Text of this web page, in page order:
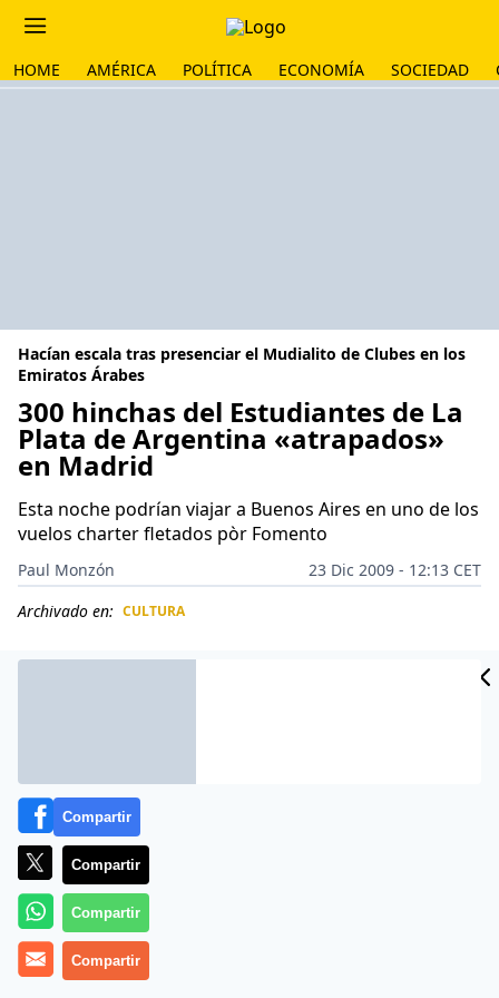
HOME AMÉRICA POLÍTICA ECONOMÍA SOCIEDAD
Hacían escala tras presenciar el Mudialito de Clubes en los
Emiratos Árabes
300 hinchas del Estudiantes de La
Plata de Argentina «atrapados»
en Madrid
Esta noche podrían viajar a Buenos Aires en uno de los
vuelos charter fletados pòr Fomento
Paul Monzón
23 Dic 2009 - 12:13 CET
Archivado en: CULTURA
Su calvario no podía ser peor. Tras viajar miles de
Compartir
Compartir
Compartir
Compartir